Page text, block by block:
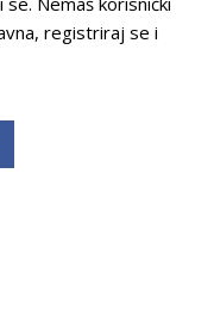
registriraj se i